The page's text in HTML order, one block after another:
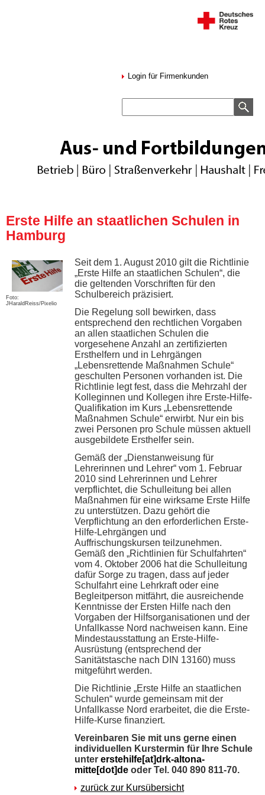
Login für Firmenkunden
Erste Hilfe an staatlichen Schulen in
Hamburg
Foto:
JHaraldReiss/Pixelio
Seit dem 1. August 2010 gilt die Richtlinie
„Erste Hilfe an staatlichen Schulen“, die
die geltenden Vorschriften für den
Schulbereich präzisiert.
Die Regelung soll bewirken, dass
entsprechend den rechtlichen Vorgaben
an allen staatlichen Schulen die
vorgesehene Anzahl an zertifizierten
Ersthelfern und in Lehrgängen
„Lebensrettende Maßnahmen Schule“
geschulten Personen vorhanden ist. Die
Richtlinie legt fest, dass die Mehrzahl der
Kolleginnen und Kollegen ihre Erste-Hilfe-
Qualifikation im Kurs „Lebensrettende
Maßnahmen Schule“ erwirbt. Nur ein bis
zwei Personen pro Schule müssen aktuell
ausgebildete Ersthelfer sein.
Gemäß der „Dienstanweisung für
Lehrerinnen und Lehrer“ vom 1. Februar
2010 sind Lehrerinnen und Lehrer
verpflichtet, die Schulleitung bei allen
Maßnahmen für eine wirksame Erste Hilfe
zu unterstützen. Dazu gehört die
Verpflichtung an den erforderlichen Erste-
Hilfe-Lehrgängen und
Auffrischungskursen teilzunehmen.
Gemäß den „Richtlinien für Schulfahrten“
vom 4. Oktober 2006 hat die Schulleitung
dafür Sorge zu tragen, dass auf jeder
Schulfahrt eine Lehrkraft oder eine
Begleitperson mitfährt, die ausreichende
Kenntnisse der Ersten Hilfe nach den
Vorgaben der Hilfsorganisationen und der
Unfallkasse Nord nachweisen kann. Eine
Mindestausstattung an Erste-Hilfe-
Ausrüstung (entsprechend der
Sanitätstasche nach DIN 13160) muss
mitgeführt werden.
Die Richtlinie „Erste Hilfe an staatlichen
Schulen“ wurde gemeinsam mit der
Unfallkasse Nord erarbeitet, die die Erste-
Hilfe-Kurse finanziert.
Vereinbaren Sie mit uns gerne einen
individuellen Kurstermin für Ihre Schule
unter erstehilfe[at]drk-altona-
mitte[dot]de oder Tel. 040 890 811-70.
zurück zur Kursübersicht